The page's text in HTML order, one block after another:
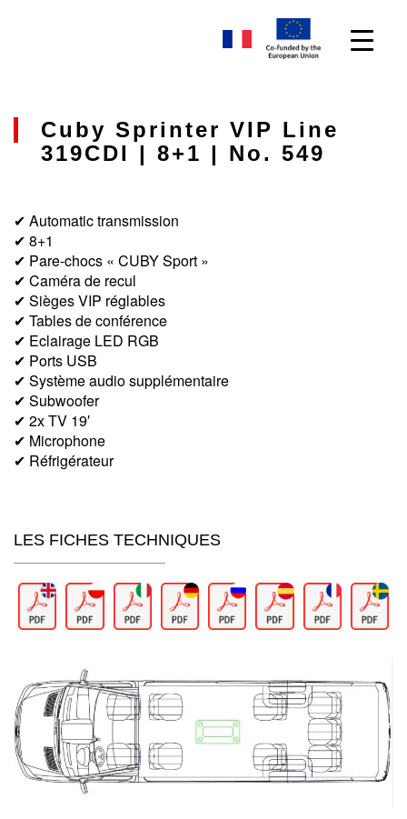
Cuby Sprinter VIP Line
319CDI | 8+1 | No. 549
✔ Automatic transmission
✔ 8+1
✔ Pare-chocs « CUBY Sport »
✔ Caméra de recul
✔ Sièges VIP réglables
✔ Tables de conférence
✔ Eclairage LED RGB
✔ Ports USB
✔ Système audio supplémentaire
✔ Subwoofer
✔ 2x TV 19′
✔ Microphone
✔ Réfrigérateur
LES FICHES TECHNIQUES